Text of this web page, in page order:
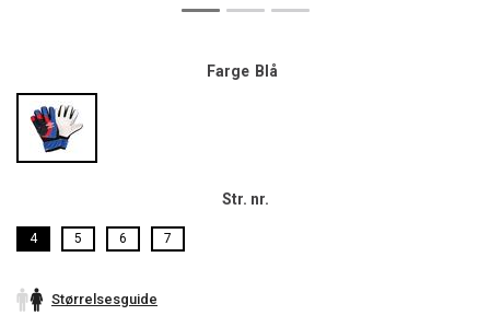
Farge Blå
Str. nr.
4 5 6 7
Størrelsesguide